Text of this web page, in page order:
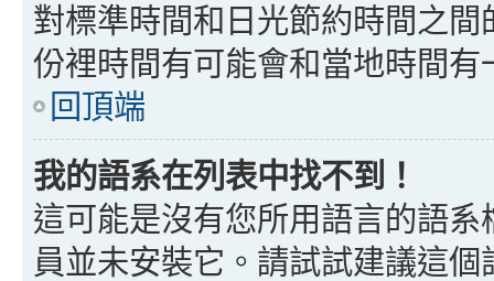
對標準時間和日光節約時間之
份裡時間有可能會和當地時間
回頂端
我的語系在列表中找不到！
這可能是沒有您所用語言的語
員並未安裝它。請試試建議這